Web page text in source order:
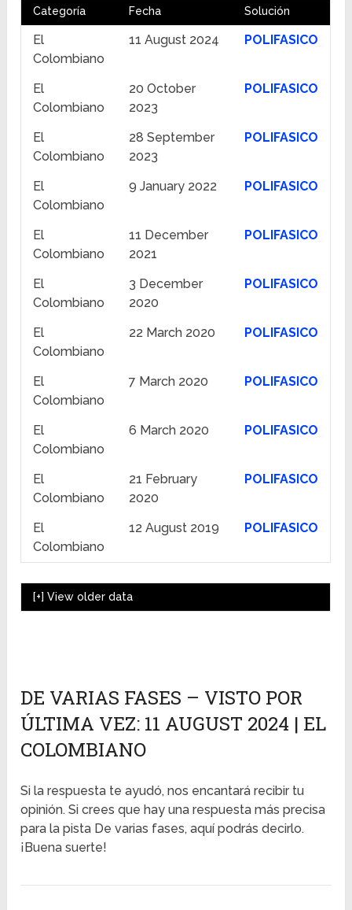
Categoría Fecha Solución
El
Colombiano
11 August 2024 POLIFASICO
El
Colombiano
20 October
2023
POLIFASICO
El
Colombiano
28 September
2023
POLIFASICO
El
Colombiano
9 January 2022 POLIFASICO
El
Colombiano
11 December
2021
POLIFASICO
El
Colombiano
3 December
2020
POLIFASICO
El
Colombiano
22 March 2020 POLIFASICO
El
Colombiano
7 March 2020 POLIFASICO
El
Colombiano
6 March 2020 POLIFASICO
El
Colombiano
21 February
2020
POLIFASICO
El
Colombiano
12 August 2019 POLIFASICO
[+]View older data
DE VARIAS FASES – VISTO POR
ÚLTIMA VEZ: 11 AUGUST 2024 | EL
COLOMBIANO
Si la respuesta te ayudó, nos encantará recibir tu
opinión. Si crees que hay una respuesta más precisa
para la pista De varias fases, aquí podrás decirlo.
¡Buena suerte!